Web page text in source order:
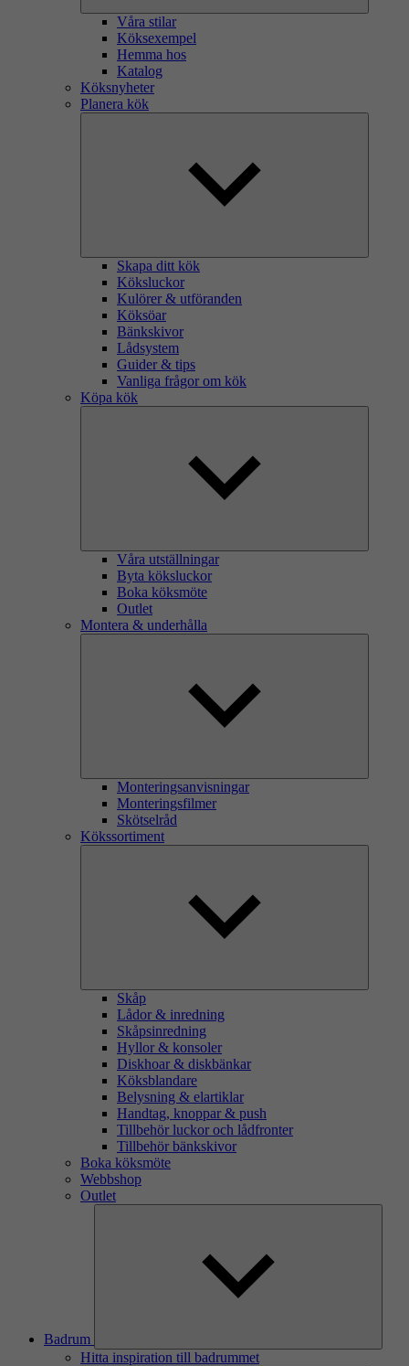
Våra stilar
Köksexempel
Hemma hos
Katalog
Köksnyheter
Planera kök
Skapa ditt kök
Köksluckor
Kulörer & utföranden
Köksöar
Bänkskivor
Lådsystem
Guider & tips
Vanliga frågor om kök
Köpa kök
Våra utställningar
Byta köksluckor
Boka köksmöte
Outlet
Montera & underhålla
Monteringsanvisningar
Monteringsfilmer
Skötselråd
Kökssortiment
Skåp
Lådor & inredning
Skåpsinredning
Hyllor & konsoler
Diskhoar & diskbänkar
Köksblandare
Belysning & elartiklar
Handtag, knoppar & push
Tillbehör luckor och lådfronter
Tillbehör bänkskivor
Boka köksmöte
Webbshop
Outlet
Badrum
Hitta inspiration till badrummet